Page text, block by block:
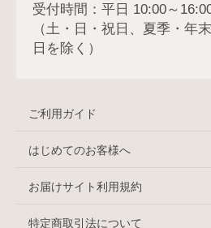
受付時間：平日 10:00～
（土・日・祝日、夏季・年
日を除く）
ご利用ガイド
はじめてのお客様へ
お届けサイト利用規約
特定商取引法について